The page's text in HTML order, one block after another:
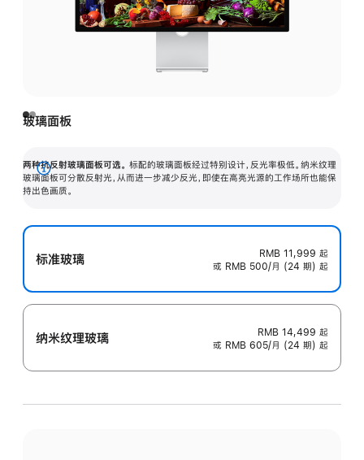
玻璃面板
两种抗反射玻璃面板可选。 标配的玻璃面板经过特别设计，反光率极低。纳米纹理
玻璃面板可分散反射光，从而进一步减少反光，即使在高亮光源的工作场所也能保
持出色画质。
展
开
标准玻璃 RMB 11,999 起
或 RMB 500/月 (24 期) 起
纳米纹理玻璃 RMB 14,499 起
或 RMB 605/月 (24 期) 起